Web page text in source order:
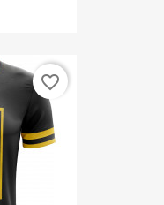
favorite_border